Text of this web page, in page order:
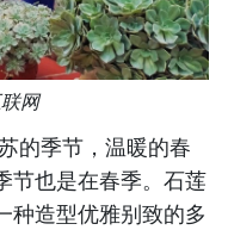
网
的季节，温暖的春
节也是在春季。石莲
种造型优雅别致的多